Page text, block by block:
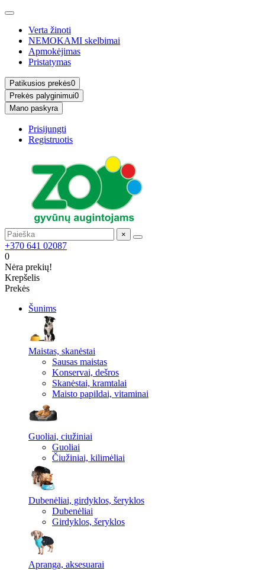
Verta žinoti
NEMOKAMI skelbimai
Apmokėjimas
Pristatymas
Patikusios prekės0
Prekės palyginimui0
Mano paskyra
Prisijungti
Registruotis
×
+370 641 02087
0
Nėra prekių!
Krepšelis
Prekės
Šunims
Maistas, skanėstai
Sausas maistas
Konservai, dešros
Skanėstai, kramtalai
Maisto papildai, vitaminai
Guoliai, ciužiniai
Guoliai
Čiužiniai, kilimėliai
Dubenėliai, girdyklos, šeryklos
Dubenėliai
Girdyklos, šeryklos
Apranga, aksesuarai